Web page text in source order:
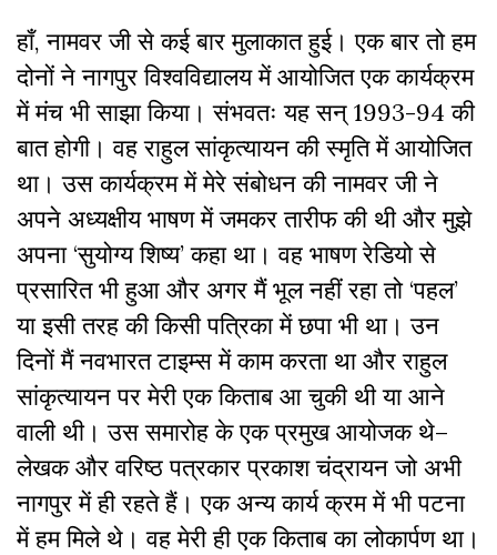
हाँ, नामवर जी से कई बार मुलाकात हुई। एक बार तो हम
दोनों ने नागपुर विश्वविद्यालय में आयोजित एक कार्यक्रम
में मंच भी साझा किया। संभवतः यह सन् 1993-94 की
बात होगी। वह राहुल सांकृत्यायन की स्मृति में आयोजित
था। उस कार्यक्रम में मेरे संबोधन की नामवर जी ने
अपने अध्यक्षीय भाषण में जमकर तारीफ की थी और मुझे
अपना ‘सुयोग्य शिष्य’ कहा था। वह भाषण रेडियो से
प्रसारित भी हुआ और अगर मैं भूल नहीं रहा तो ‘पहल’
या इसी तरह की किसी पत्रिका में छपा भी था। उन
दिनों मैं नवभारत टाइम्स में काम करता था और राहुल
सांकृत्यायन पर मेरी एक किताब आ चुकी थी या आने
वाली थी। उस समारोह के एक प्रमुख आयोजक थे–
लेखक और वरिष्ठ पत्रकार प्रकाश चंद्रायन जो अभी
नागपुर में ही रहते हैं। एक अन्य कार्य क्रम में भी पटना
में हम मिले थे। वह मेरी ही एक किताब का लोकार्पण था।